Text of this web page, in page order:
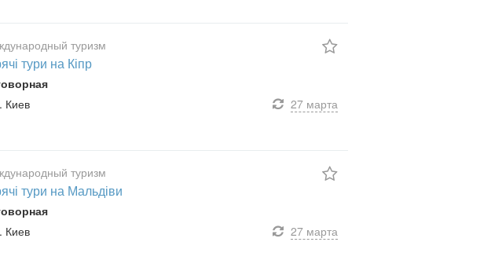
туризм
тури на Кіпр
Киев
27 марта
туризм
тури на Мальдіви
Киев
27 марта